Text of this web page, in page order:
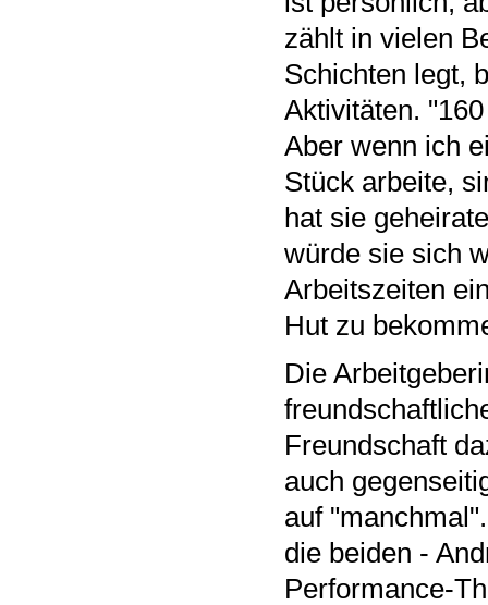
zählt in vielen
Schichten legt,
Aktivitäten.
Aber wenn ich
Stück arbeite,
hat sie
würde sie sich
Arbeitszeiten
Hut zu
Die
Freundschaft
auch
auf
die beiden -
Performance-